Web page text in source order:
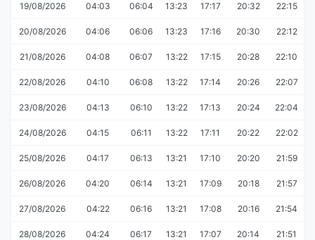
19/08/2026 04:03 06:04 13:23 17:17 20:32 22:15
20/08/2026 04:06 06:06 13:23 17:16 20:30 22:12
21/08/2026 04:08 06:07 13:22 17:15 20:28 22:10
22/08/2026 04:10 06:08 13:22 17:14 20:26 22:07
23/08/2026 04:13 06:10 13:22 17:13 20:24 22:04
24/08/2026 04:15 06:11 13:22 17:11 20:22 22:02
25/08/2026 04:17 06:13 13:21 17:10 20:20 21:59
26/08/2026 04:20 06:14 13:21 17:09 20:18 21:57
27/08/2026 04:22 06:16 13:21 17:08 20:16 21:54
28/08/2026 04:24 06:17 13:21 17:07 20:14 21:51